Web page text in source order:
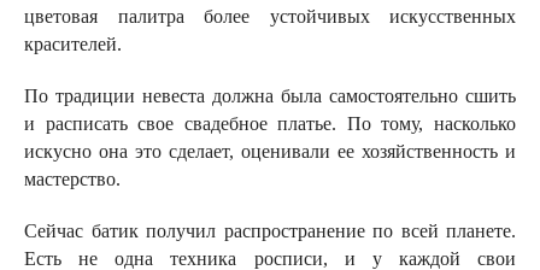
цветовая палитра более устойчивых искусственных
красителей.
По традиции невеста должна была самостоятельно сшить
и расписать свое свадебное платье. По тому, насколько
искусно она это сделает, оценивали ее хозяйственность и
мастерство.
Сейчас батик получил распространение по всей планете.
Есть не одна техника росписи, и у каждой свои